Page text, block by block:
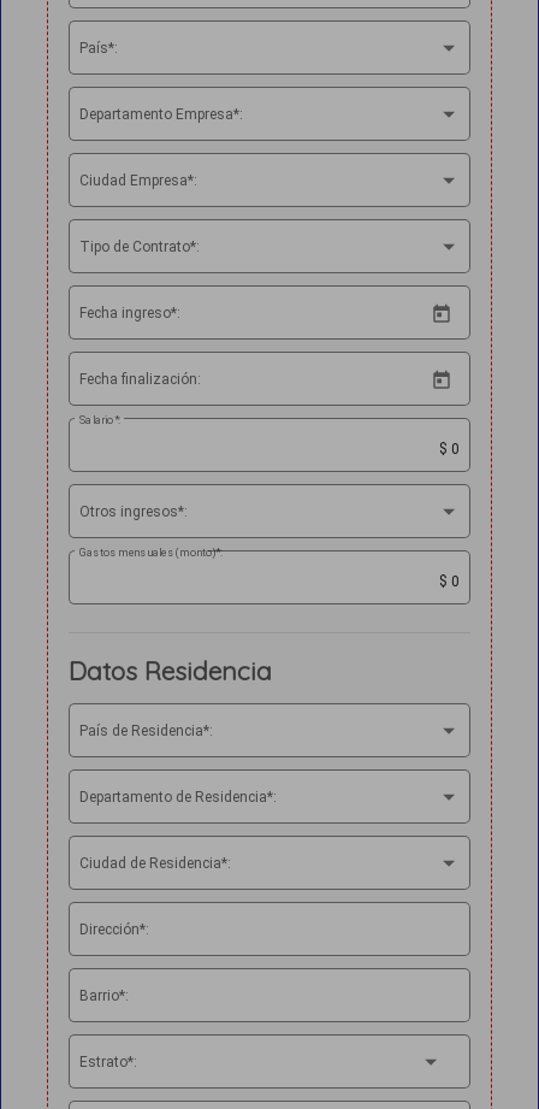
País*:
Departamento Empresa*:
Ciudad Empresa*:
Tipo de Contrato*
Tipo de Contrato*:
Fecha ingreso*:
Fecha finalización:
Salario*:
Otros ingresos*:
Gastos mensuales (monto)*:
Datos Residencia
País de Residencia*:
Departamento de Residencia*:
Ciudad de Residencia*:
Dirección*:
Barrio*:
Estrato*: